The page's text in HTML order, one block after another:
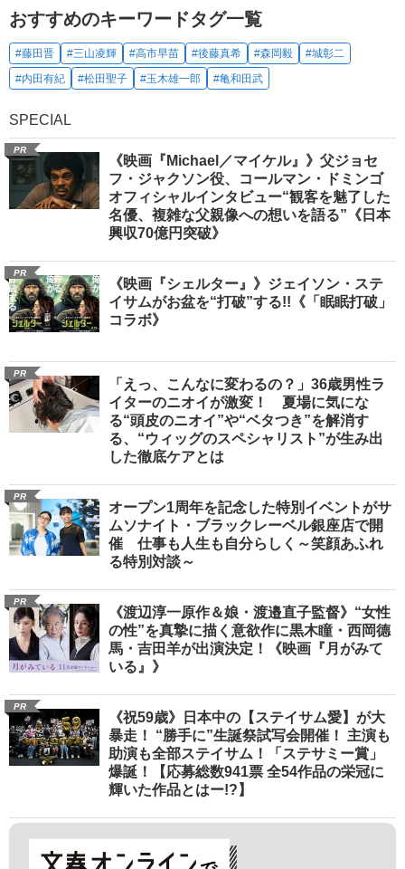
おすすめのキーワードタグ一覧
#藤田晋 #三山凌輝 #高市早苗 #後藤真希 #森岡毅
#城彰二
#内田有紀
#松田聖子 #玉木雄一郎 #亀和田武
SPECIAL
PR
《映画『Michael／マイケル』》父ジョセ
フ・ジャクソン役、コールマン・ドミンゴ
オフィシャルインタビュー“観客を魅了した
名優、複雑な父親像への想いを語る”《日本
興収70億円突破》
PR
《映画『シェルター』》ジェイソン・ステ
イサムがお盆を“打破”する!!《「眠眠打破」
コラボ》
PR
「えっ、こんなに変わるの？」36歳男性ラ
イターのニオイが激変！ 夏場に気にな
る“頭皮のニオイ”や“ベタつき”を解消す
る、“ウィッグのスペシャリスト”が生み出
した徹底ケアとは
PR
オープン1周年を記念した特別イベントがサ
ムソナイト・ブラックレーベル銀座店で開
催 仕事も人生も自分らしく～笑顔あふれ
る特別対談～
PR
《渡辺淳一原作＆娘・渡邉直子監督》“女性
の性”を真摯に描く意欲作に黒木瞳・西岡德
馬・吉田羊が出演決定！《映画『月がみて
いる』》
PR
《祝59歳》日本中の【ステイサム愛】が大
暴走！ “勝手に”生誕祭試写会開催！ 主演も
助演も全部ステイサム！「ステサミー賞」
爆誕！【応募総数941票 全54作品の栄冠に
輝いた作品とはー!?】